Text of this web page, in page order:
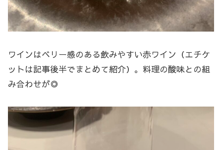
ワインはベリー感のある飲みやすい赤ワイン（エチケ
ットは記事後半でまとめて紹介）。料理の酸味との組
み合わせが◎